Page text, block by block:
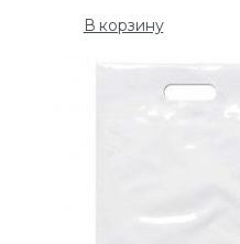
В корзину